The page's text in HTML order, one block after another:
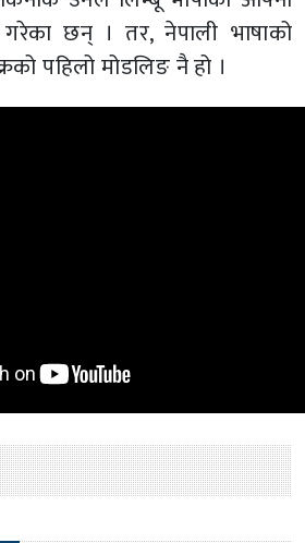
छन् । तर, नेपाली भाषाको
पहिलो मोडलिङ नै हो ।